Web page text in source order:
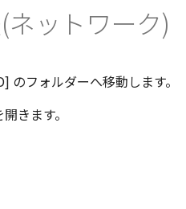
ットワーク)
フォルダーへ移動します。
きます。